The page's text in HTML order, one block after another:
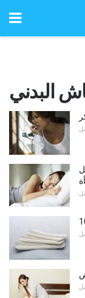
البدني